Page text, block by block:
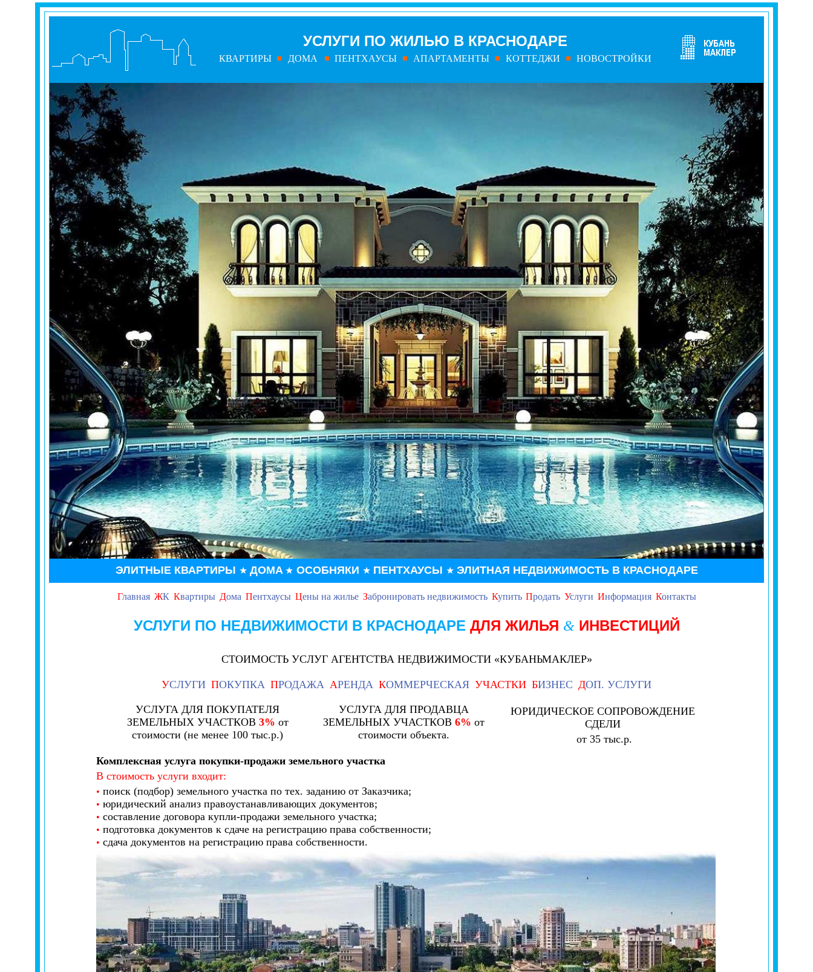
УСЛУГИ ПО ЖИЛЬЮ В КРАСНОДАРЕ
КВАРТИРЫ ДОМА ПЕНТХАУСЫ АПАРТАМЕНТЫ КОТТЕДЖИ НОВОСТРОЙКИ
ЭЛИТНЫЕ КВАРТИРЫ ★ ДОМА ★ ОСОБНЯКИ ★ ПЕНТХАУСЫ ★ ЭЛИТНАЯ НЕДВИЖИМОСТЬ В КРАСНОДАРЕ
Главная ЖК Квартиры Дома Пентхаусы Цены на жилье Забронировать недвижимость Купить Продать Услуги Информация Контакты
УСЛУГИ ПО НЕДВИЖИМОСТИ В КРАСНОДАРЕ ДЛЯ ЖИЛЬЯ &ИНВЕСТИЦИЙ
СТОИМОСТЬ УСЛУГ АГЕНТСТВА НЕДВИЖИМОСТИ «КУБАНЬМАКЛЕР»
УСЛУГИ ПОКУПКА ПРОДАЖА АРЕНДА КОММЕРЧЕСКАЯ УЧАСТКИ БИЗНЕС ДОП. УСЛУГИ
УСЛУГА ДЛЯ ПОКУПАТЕЛЯ
ЗЕМЕЛЬНЫХ УЧАСТКОВ 3% от
стоимости (не менее 100 тыс.р.)
УСЛУГА ДЛЯ ПРОДАВЦА
ЗЕМЕЛЬНЫХ УЧАСТКОВ 6% от
стоимости объекта.
ЮРИДИЧЕСКОЕ СОПРОВОЖДЕНИЕ
СДЕЛИ
от 35 тыс.р.
Комплексная услуга покупки-продажи земельного участка
В стоимость услуги входит:
• поиск (подбор) земельного участка по тех. заданию от Заказчика;
• юридический анализ правоустанавливающих документов;
• составление договора купли-продажи земельного участка;
• подготовка документов к сдаче на регистрацию права собственности;
• сдача документов на регистрацию права собственности.